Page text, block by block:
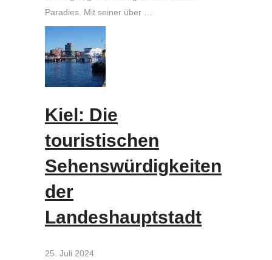
Paradies. Mit seiner über …
Kiel: Die
touristischen
Sehenswürdigkeiten
der
Landeshauptstadt
25. Juli 2024